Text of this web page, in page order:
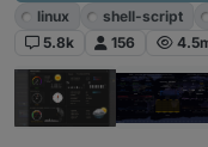
linux
shell-script
5.8k
156